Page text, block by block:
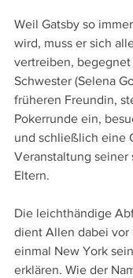
Weil Gatsby so
wird, muss er sich
vertreiben,
Schwester (Selena
früheren Freundin,
Pokerrunde ein,
und schließlich eine
Veranstaltung seiner
Eltern.
Die leichthändige
dient Allen dabei vor
einmal New York
erklären. Wie der